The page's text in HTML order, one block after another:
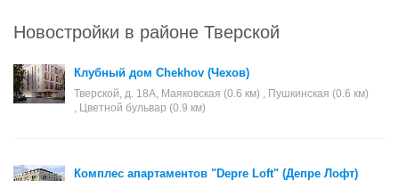
Новостройки в районе Тверской
Клубный дом Chekhov (Чехов)
Тверской, д. 18А, Маяковская (0.6 км) , Пушкинская (0.6 км)
, Цветной бульвар (0.9 км)
Комплес апартаментов "Depre Loft" (Депре Лофт)